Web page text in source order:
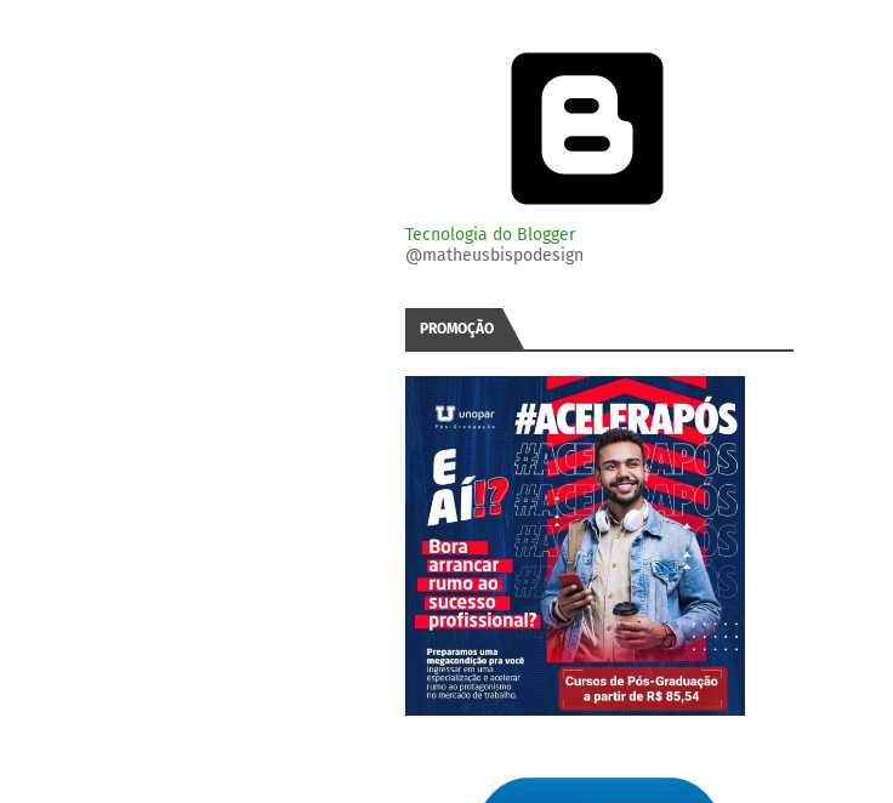
Tecnologia do Blogger
@matheusbispodesign
PROMOÇÃO